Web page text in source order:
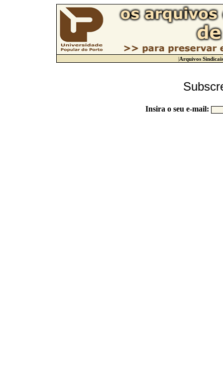
|Arquivos Sindicais
Insira o seu e-mail: